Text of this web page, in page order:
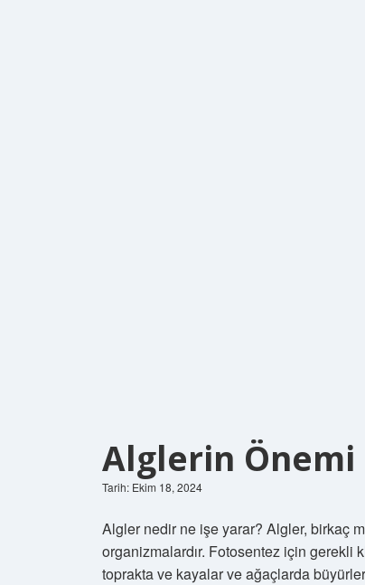
Alglerin
Tarih: Ekim 18, 2024
Algler nedir ne işe yarar? Algler, birkaç
organizmalardır. Fotosentez için gerekli
toprakta ve kayalar ve ağaçlarda